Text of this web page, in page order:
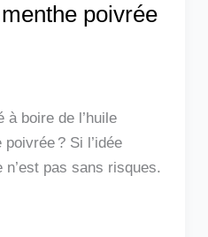
poivrée
à boire de l’huile
? Si l’idée
pas sans risques.